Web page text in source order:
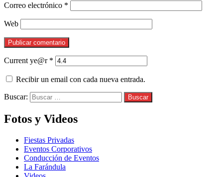
Correo electrónico *
Web
Current ye@r *
Recibir un email con cada nueva entrada.
Buscar:
Fotos y Videos
Fiestas Privadas
Eventos Corporativos
Conducción de Eventos
La Farándula